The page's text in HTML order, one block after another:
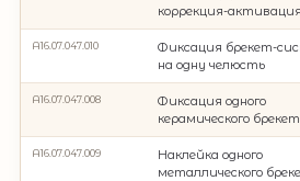
коррекция-
A16.07.047.010
Фиксация брекет-
на одну челюсть
A16.07.047.008
Фиксация одного
керамического
A16.07.047.009
Наклейка одного
металлического